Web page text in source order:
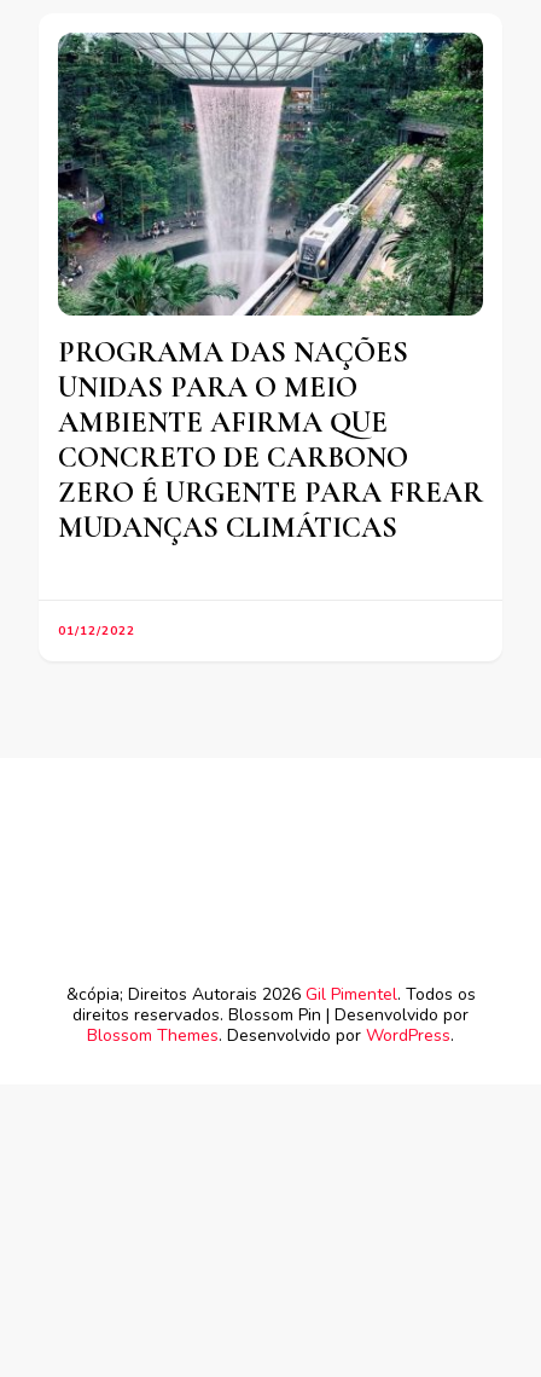
PROGRAMA DAS NAÇÕES
UNIDAS PARA O MEIO
AMBIENTE AFIRMA QUE
CONCRETO DE CARBONO
ZERO É URGENTE PARA FREAR
MUDANÇAS CLIMÁTICAS
01/12/2022
&cópia; Direitos Autorais 2026 Gil Pimentel. Todos os
direitos reservados. Blossom Pin | Desenvolvido por
Blossom Themes. Desenvolvido por WordPress.